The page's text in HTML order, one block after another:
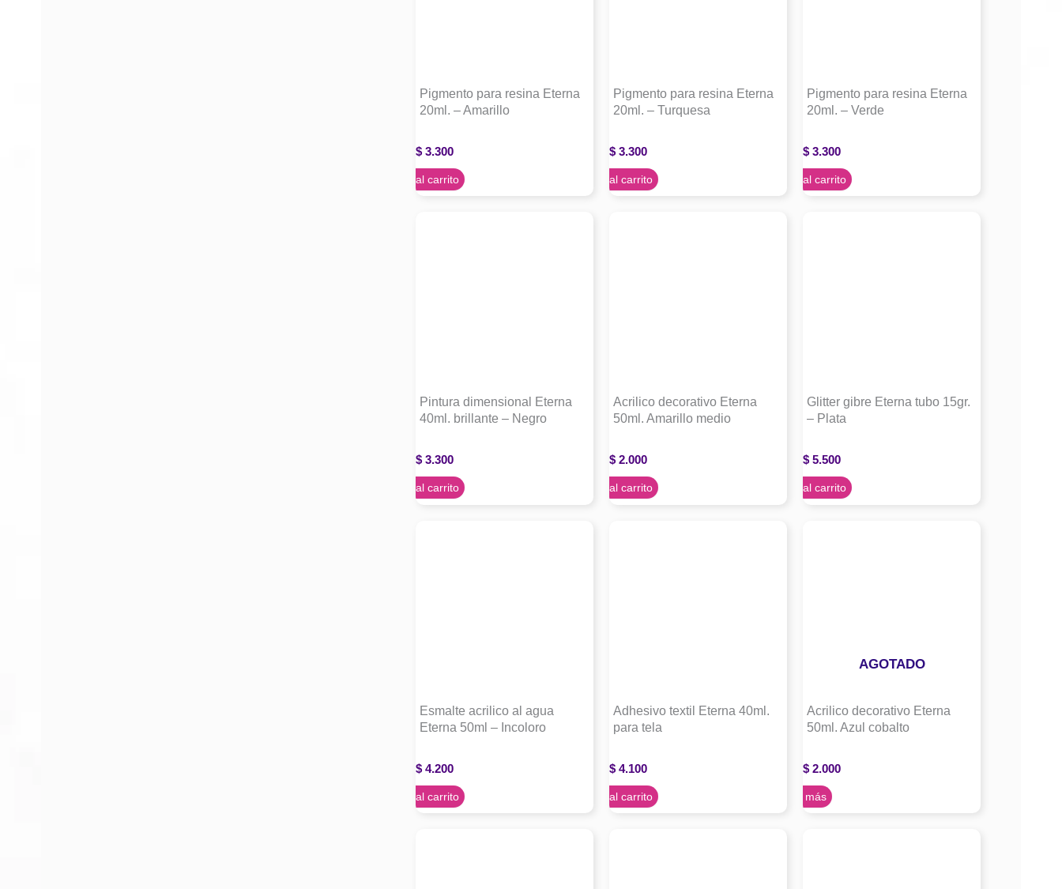
Pigmento para resina Eterna
20ml. – Amarillo
$ 3.300
Agregar al carrito
Pigmento para resina Eterna
20ml. – Turquesa
$ 3.300
Agregar al carrito
Pigmento para resina Eterna
20ml. – Verde
$ 3.300
Agregar al carrito
Pintura dimensional Eterna
40ml. brillante – Negro
$ 3.300
Agregar al carrito
Acrilico decorativo Eterna
50ml. Amarillo medio
$ 2.000
Agregar al carrito
Glitter gibre Eterna tubo 15gr.
– Plata
$ 5.500
Agregar al carrito
Esmalte acrilico al agua
Eterna 50ml – Incoloro
$ 4.200
Agregar al carrito
Adhesivo textil Eterna 40ml.
para tela
$ 4.100
Agregar al carrito
AGOTADO
Acrilico decorativo Eterna
50ml. Azul cobalto
$ 2.000
Leer más